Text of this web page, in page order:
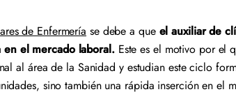
de Enfermería se debe a que el auxiliar de
en el mercado laboral.Este es el motivo por el
al área de la Sanidad y estudian este ciclo
sino también una rápida inserción en el